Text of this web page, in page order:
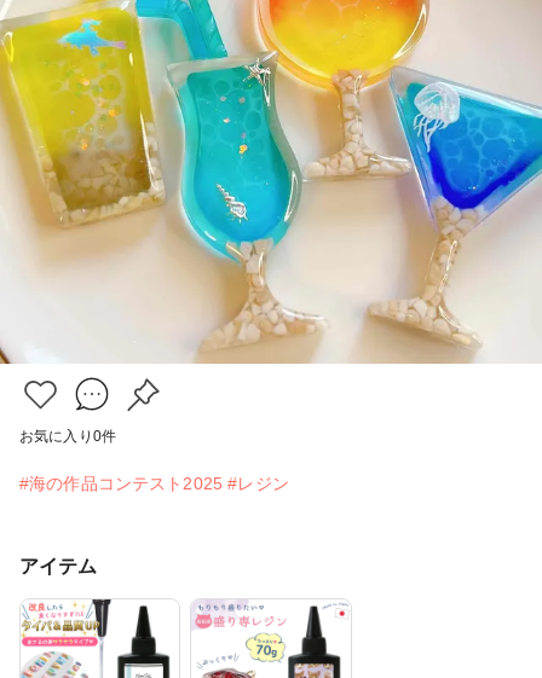
お気に入り 0件
#海の作品コンテスト2025 #レジン
アイテム